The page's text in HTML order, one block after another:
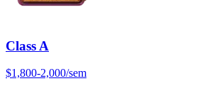
Class A
$1,800-2,000/sem